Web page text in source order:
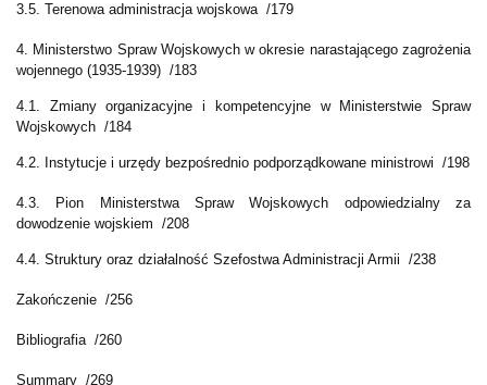
3.5. Terenowa administracja wojskowa /179
4. Ministerstwo Spraw Wojskowych w okresie narastającego zagrożenia
wojennego (1935-1939) /183
4.1. Zmiany organizacyjne i kompetencyjne w Ministerstwie Spraw
Wojskowych /184
4.2. Instytucje i urzędy bezpośrednio podporządkowane ministrowi /198
4.3. Pion Ministerstwa Spraw Wojskowych odpowiedzialny za
dowodzenie wojskiem /208
4.4. Struktury oraz działalność Szefostwa Administracji Armii /238
Zakończenie /256
Bibliografia /260
Summary /269